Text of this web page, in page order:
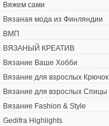
Вяжем сами
Вязаная мода из Финляндии
ВМП
ВЯЗАНЫЙ КРЕАТИВ
Вязание Ваше Хобби
Вязание для взрослых Крючок
Вязание для взрослых Спицы
Вязание Fashion & Style
Gedifra Highlights